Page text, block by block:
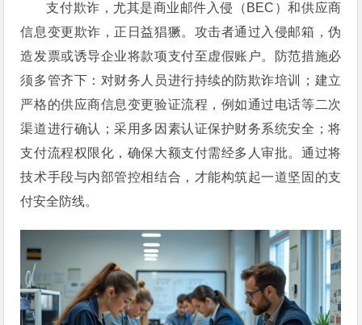
支付欺诈，尤其是商业邮件入侵（BEC）和供应商
信息变更欺诈，正日益猖獗。攻击者通过入侵邮箱，伪
造发票或诱导企业将款项支付至虚假账户。防范措施必
须多管齐下：对财务人员进行持续的防欺诈培训；建立
严格的供应商信息变更验证流程，例如通过电话等二次
渠道进行确认；采用多因素认证保护财务系统安全；将
支付流程权限化，确保大额支付需经多人审批。通过将
技术手段与内部管控相结合，才能构筑起一道坚固的支
付安全防线。